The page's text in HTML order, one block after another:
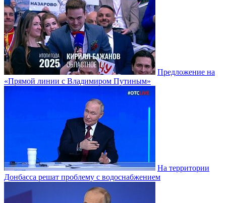
Предложение на
«Прямой линии с Владимиром Путиным»
На территории
Донбасса решат проблему с водоснабжением